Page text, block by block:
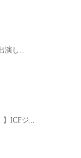
演し...
】ICFジ...